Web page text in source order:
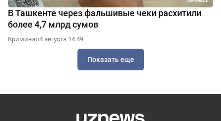
В Ташкенте через фальшивые чеки расхитили
более 4,7 млрд сумов
Криминал4 августа 14:49
Показать еще